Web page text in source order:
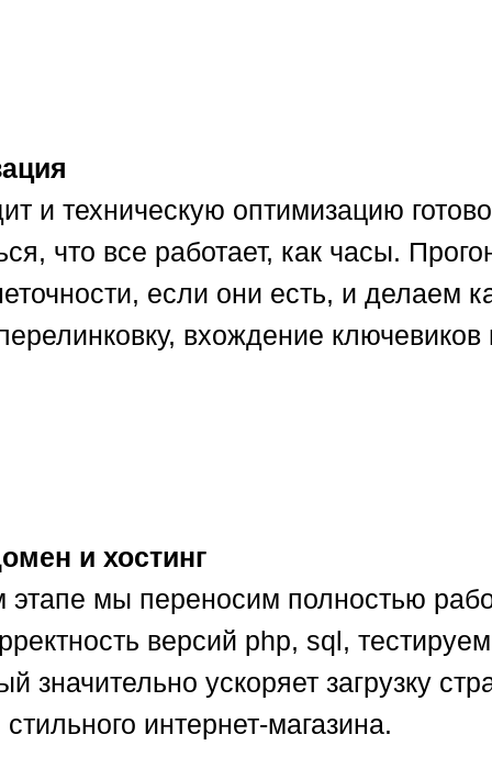
и техническую оптимизацию
что все работает, как часы.
если они есть, и делаем
вхождение
и хостинг
мы переносим полностью
версий php, sql,
значительно ускоряет загрузку
интернет-магазина.
ИП Епифанов Демид Алексеевич
ИНН 525863952631
Политика конфиденциальности
Карта сайта